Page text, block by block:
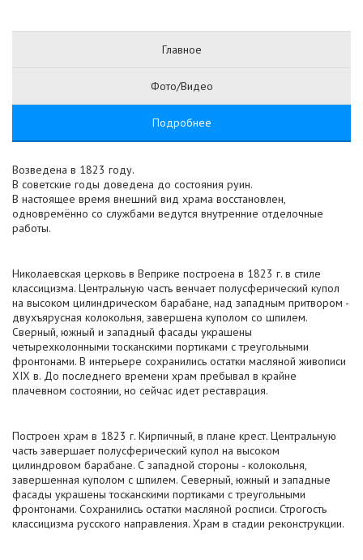
Главное
Фото/Видео
Подробнее
Возведена в 1823 году.
В советские годы доведена до состояния руин.
В настоящее время внешний вид храма восстановлен,
одновремённо со службами ведутся внутренние отделочные
работы.
Николаевская церковь в Веприке построена в 1823 г. в стиле
классицизма. Центральную часть венчает полусферический купол
на высоком цилиндрическом барабане, над западным притвором -
двухъярусная колокольня, завершена куполом со шпилем.
Сверный, южный и западный фасады украшены
четырехколонными тосканскими портиками с треугольными
фронтонами. В интерьере сохранились остатки масляной живописи
XIX в. До последнего времени храм пребывал в крайне
плачевном состоянии, но сейчас идет реставрация.
Построен храм в 1823 г. Кирпичный, в плане крест. Центральную
часть завершает полусферический купол на высоком
цилиндровом барабане. С западной стороны - колокольня,
завершенная куполом с шпилем. Северный, южный и западные
фасады украшены тосканскими портиками с треугольными
фронтонами. Сохранились остатки масляной росписи. Строгость
классицизма русского направления. Храм в стадии реконструкции.